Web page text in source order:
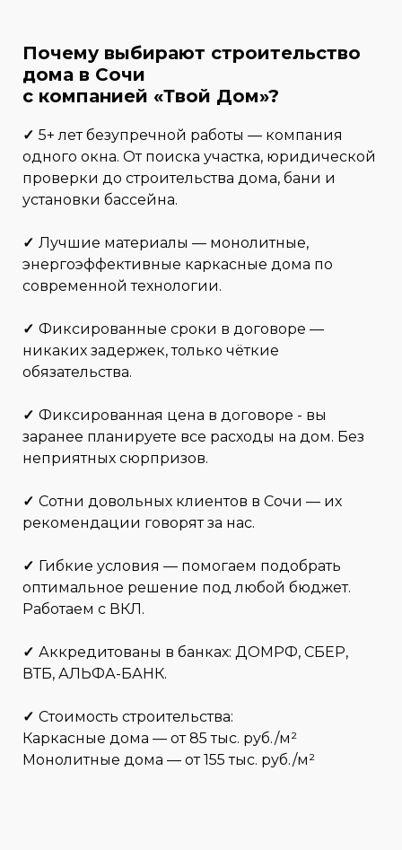
Почему выбирают строительство
дома в Сочи
с компанией «Твой Дом»?
✓ 5+ лет безупречной работы — компания
одного окна. От поиска участка, юридической
проверки до строительства дома, бани и
установки бассейна.
✓ Лучшие материалы — монолитные,
энергоэффективные каркасные дома по
современной технологии.
✓ Фиксированные сроки в договоре —
никаких задержек, только чёткие
обязательства.
✓ Фиксированная цена в договоре - вы
заранее планируете все расходы на дом. Без
неприятных сюрпризов.
✓ Сотни довольных клиентов в Сочи — их
рекомендации говорят за нас.
✓ Гибкие условия — помогаем подобрать
оптимальное решение под любой бюджет.
Работаем с ВКЛ.
✓ Аккредитованы в банках: ДОМРФ, СБЕР,
ВТБ, АЛЬФА-БАНК.
✓ Стоимость строительства:
Каркасные дома — от 85 тыс. руб./м²
Монолитные дома — от 155 тыс. руб./м²